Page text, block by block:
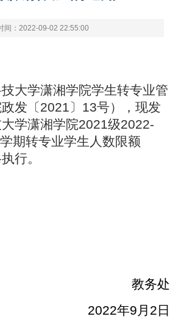
间：2022-09-02 22:55:00
大学潇湘学院学生转专业管
发〔2021〕13号），现发
学潇湘学院2021级2022-
期转专业学生人数限额
行。
教务处
2022年9月2日